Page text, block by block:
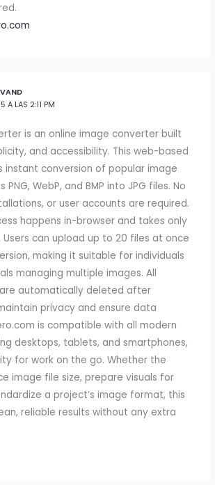
LAS 2:11 PM
is an online image converter built
and accessibility. This web-based
instant conversion of popular image
WebP, and BMP into JPG files. No
or user accounts are required.
happens in-browser and takes only
Users can upload up to 20 files at once
making it suitable for individuals
managing multiple images. All
automatically deleted after
privacy and ensure data
is compatible with all modern
desktops, tablets, and smartphones,
for work on the go. Whether the
image file size, prepare visuals for
a project’s image format, this
reliable results without any extra